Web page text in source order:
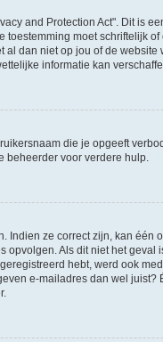
and Protection Act". Dit
toestemming moet schriftelijk
al dan niet op jou of de
informatie kan
die je opgeeft
beheerder voor verdere hulp.
ze correct zijn, kan
Als dit niet het
hebt, werd ook
e-mailadres dan wel